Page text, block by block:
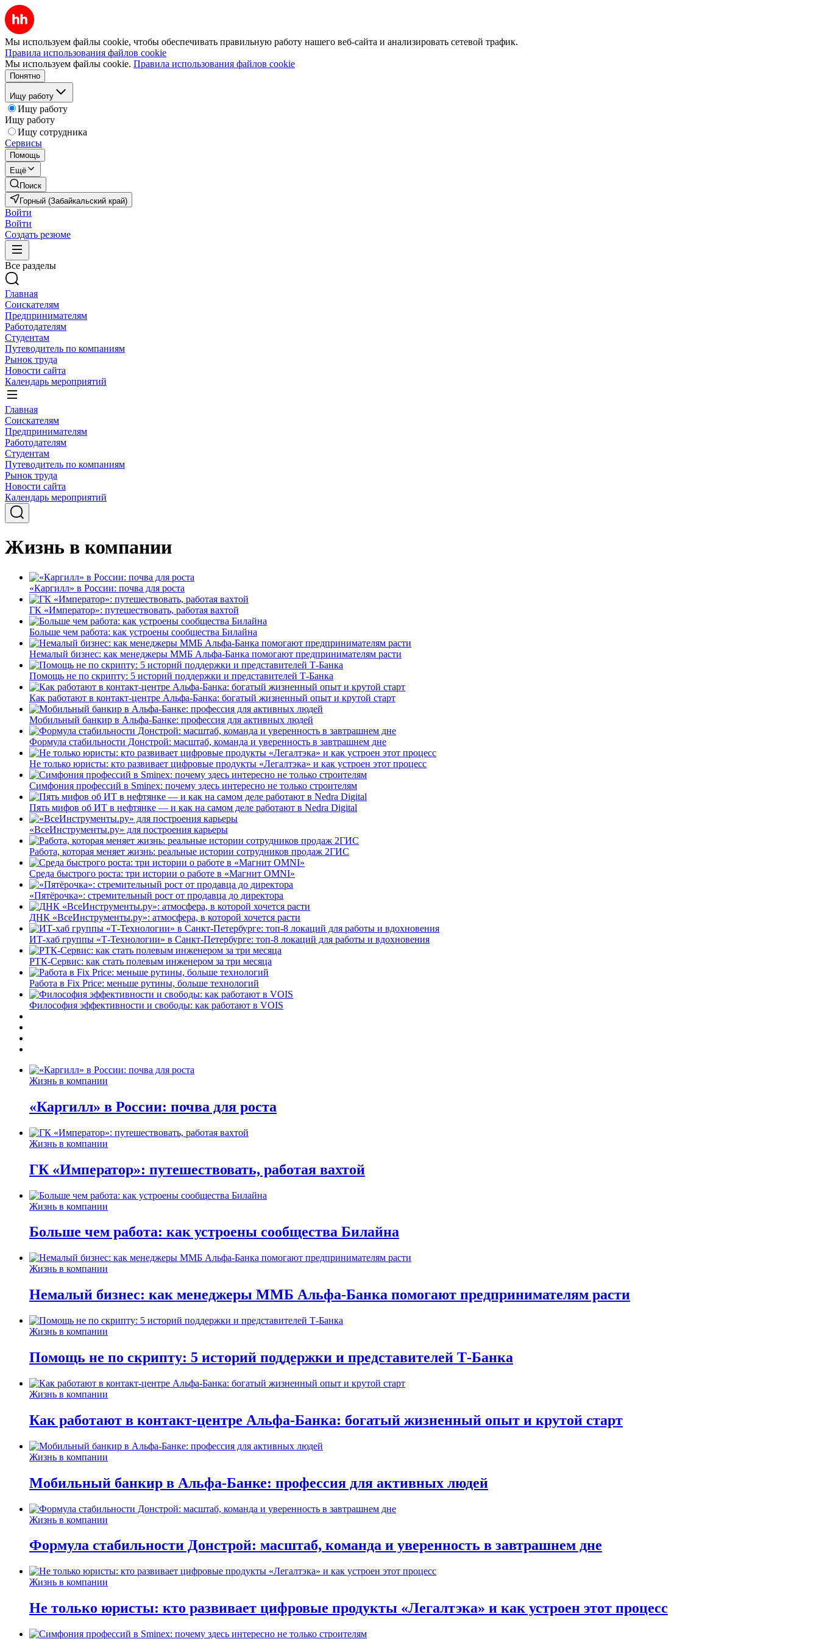
Мы используем файлы cookie, чтобы обеспечивать правильную работу нашего веб-сайта и анализировать сетевой трафик.
Правила использования файлов cookie
Мы используем файлы cookie. Правила использования файлов cookie
Понятно
Ищу работу
Ищу работу
Ищу работу
Ищу сотрудника
Сервисы
Помощь
Ещё
Поиск
Горный (Забайкальский край)
Войти
Войти
Создать резюме
Все разделы
Главная
Соискателям
Предпринимателям
Работодателям
Студентам
Путеводитель по компаниям
Рынок труда
Новости сайта
Календарь мероприятий
Главная
Соискателям
Предпринимателям
Работодателям
Студентам
Путеводитель по компаниям
Рынок труда
Новости сайта
Календарь мероприятий
Жизнь в компании
«Каргилл» в России: почва для роста
ГК «Император»: путешествовать, работая вахтой
Больше чем работа: как устроены сообщества Билайна
Немалый бизнес: как менеджеры ММБ Альфа-Банка помогают предпринимателям расти
Помощь не по скрипту: 5 историй поддержки и представителей Т-Банка
Как работают в контакт-центре Альфа-Банка: богатый жизненный опыт и крутой старт
Мобильный банкир в Альфа-Банке: профессия для активных людей
Формула стабильности Донстрой: масштаб, команда и уверенность в завтрашнем дне
Не только юристы: кто развивает цифровые продукты «Легалтэка» и как устроен этот процесс
Симфония профессий в Sminex: почему здесь интересно не только строителям
Пять мифов об ИТ в нефтянке — и как на самом деле работают в Nedra Digital
«ВсеИнструменты.ру» для построения карьеры
Работа, которая меняет жизнь: реальные истории сотрудников продаж 2ГИС
Среда быстрого роста: три истории о работе в «Магнит OMNI»
«Пятёрочка»: стремительный рост от продавца до директора
ДНК «ВсеИнструменты.ру»: атмосфера, в которой хочется расти
ИТ-хаб группы «Т-Технологии» в Санкт-Петербурге: топ-8 локаций для работы и вдохновения
РТК-Сервис: как стать полевым инженером за три месяца
Работа в Fix Price: меньше рутины, больше технологий
Философия эффективности и свободы: как работают в VOIS
Жизнь в компании
«Каргилл» в России: почва для роста
Жизнь в компании
ГК «Император»: путешествовать, работая вахтой
Жизнь в компании
Больше чем работа: как устроены сообщества Билайна
Жизнь в компании
Немалый бизнес: как менеджеры ММБ Альфа-Банка помогают предпринимателям расти
Жизнь в компании
Помощь не по скрипту: 5 историй поддержки и представителей Т-Банка
Жизнь в компании
Как работают в контакт-центре Альфа-Банка: богатый жизненный опыт и крутой старт
Жизнь в компании
Мобильный банкир в Альфа-Банке: профессия для активных людей
Жизнь в компании
Формула стабильности Донстрой: масштаб, команда и уверенность в завтрашнем дне
Жизнь в компании
Не только юристы: кто развивает цифровые продукты «Легалтэка» и как устроен этот процесс